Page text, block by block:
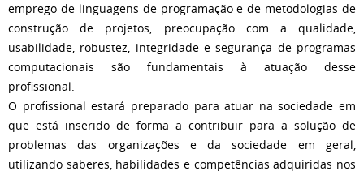
emprego de linguagens de programação e de metodologias de
construção de projetos, preocupação com a qualidade,
usabilidade, robustez, integridade e segurança de programas
computacionais são fundamentais à atuação desse
profissional.
O profissional estará preparado para atuar na sociedade em
que está inserido de forma a contribuir para a solução de
problemas das organizações e da sociedade em geral,
utilizando saberes, habilidades e competências adquiridas nos